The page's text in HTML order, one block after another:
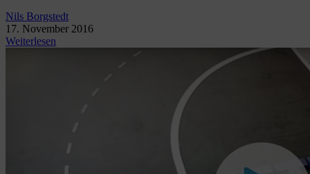
Nils Borgstedt
17. November 2016
Weiterlesen